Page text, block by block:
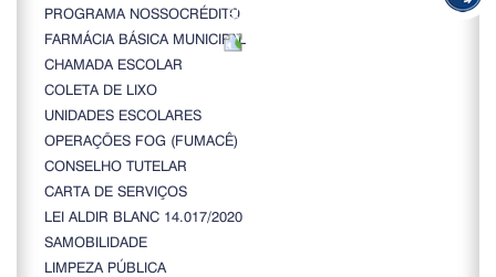
PROGRAMA NOSSOCRÉDITO
FARMÁCIA BÁSICA MUNICIPAL
CHAMADA ESCOLAR
COLETA DE LIXO
UNIDADES ESCOLARES
OPERAÇÕES FOG (FUMACÊ)
CONSELHO TUTELAR
CARTA DE SERVIÇOS
LEI ALDIR BLANC 14.017/2020
SAMOBILIDADE
LIMPEZA PÚBLICA